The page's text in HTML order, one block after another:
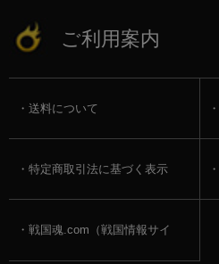
ご利用案内
送料について
特定商取引法に基づく表示
戦国魂.com（戦国情報サイ